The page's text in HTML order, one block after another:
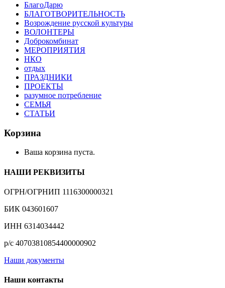
БлагоДарю
БЛАГОТВОРИТЕЛЬНОСТЬ
Возрождение русской культуры
ВОЛОНТЕРЫ
Доброкомбинат
МЕРОПРИЯТИЯ
НКО
отдых
ПРАЗДНИКИ
ПРОЕКТЫ
разумное потребление
СЕМЬЯ
СТАТЬИ
Корзина
Ваша корзина пуста.
НАШИ РЕКВИЗИТЫ
ОГРН/ОГРНИП 1116300000321
БИК 043601607
ИНН 6314034442
р/с 40703810854400000902
Наши документы
Наши контакты